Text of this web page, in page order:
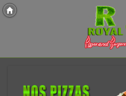
Copyright 2013 Des-Click Com